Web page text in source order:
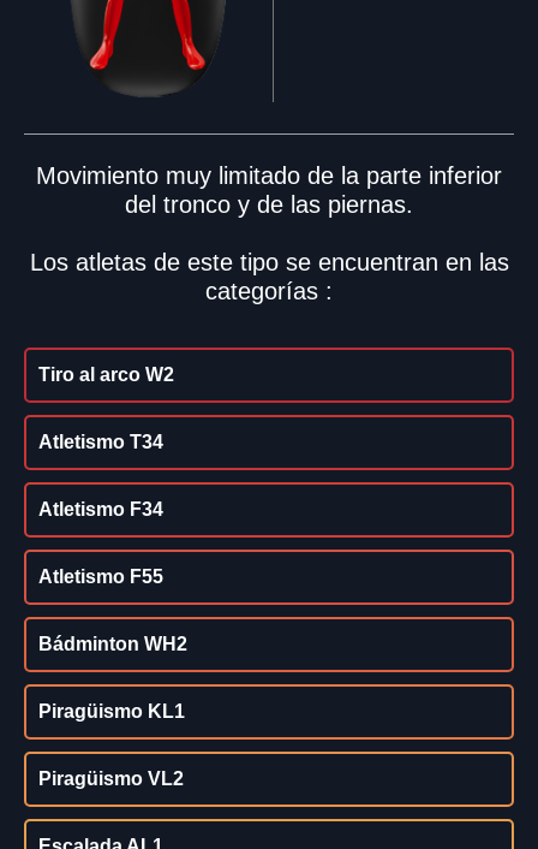
Movimiento muy limitado de la parte inferior
del tronco y de las piernas.
Los atletas de este tipo se encuentran en las
categorías :
Tiro al arco W2
Atletismo T34
Atletismo F34
Atletismo F55
Bádminton WH2
Piragüismo KL1
Piragüismo VL2